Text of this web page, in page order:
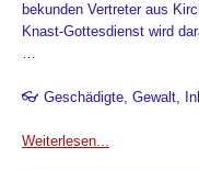
bekunden Vertreter aus
Knast-Gottesdienst wird
…
👓 Geschädigte, Gewalt,
Weiterlesen...